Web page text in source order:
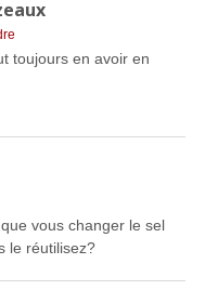
toujours en avoir en
vous changer le sel
le réutilisez?